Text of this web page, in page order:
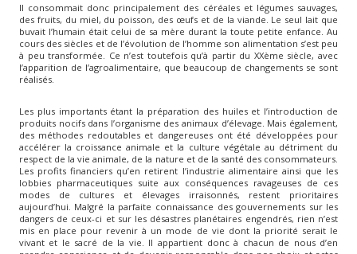
Il consommait donc principalement des céréales et légumes sauvages,
des fruits, du miel, du poisson, des œufs et de la viande. Le seul lait que
buvait l’humain était celui de sa mère durant la toute petite enfance. Au
cours des siècles et de l’évolution de l’homme son alimentation s’est peu
à peu transformée. Ce n’est toutefois qu’à partir du XXème siècle, avec
l’apparition de l’agroalimentaire, que beaucoup de changements se sont
réalisés.
Les plus importants étant la préparation des huiles et l’introduction de
produits nocifs dans l’organisme des animaux d’élevage. Mais également,
des méthodes redoutables et dangereuses ont été développées pour
accélérer la croissance animale et la culture végétale au détriment du
respect de la vie animale, de la nature et de la santé des consommateurs.
Les profits financiers qu’en retirent l’industrie alimentaire ainsi que les
lobbies pharmaceutiques suite aux conséquences ravageuses de ces
modes de cultures et élevages irraisonnés, restent prioritaires
aujourd’hui. Malgré la parfaite connaissance des gouvernements sur les
dangers de ceux-ci et sur les désastres planétaires engendrés, rien n’est
mis en place pour revenir à un mode de vie dont la priorité serait le
vivant et le sacré de la vie. Il appartient donc à chacun de nous d’en